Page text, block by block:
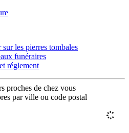
les pierres tombales
funéraires
réglement
proches de chez vous
par ville ou code postal